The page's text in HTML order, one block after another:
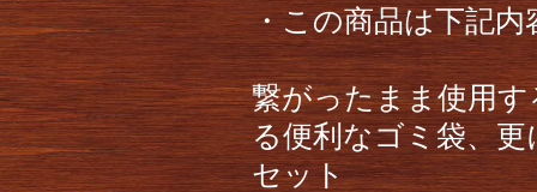
・この商品は下記
繋がったまま使用
る便利なゴミ袋、
セット